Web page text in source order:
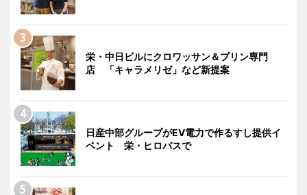
栄・中日ビルにクロワッサン＆プリン専門
店 「キャラメリゼ」など新提案
日産中部グループがEV電力で作るすし提供イ
ベント 栄・ヒロバスで